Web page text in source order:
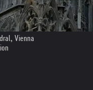
Vienna